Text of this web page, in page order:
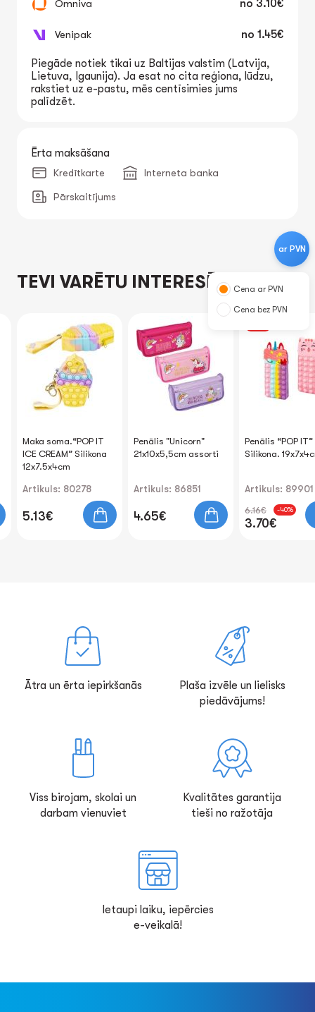
Omniva no 3.10€
Venipak no 1.45€
Piegāde notiek tikai uz Baltijas valstīm (Latvija,
Lietuva, Igaunija). Ja esat no cita reģiona, lūdzu,
rakstiet uz e-pastu, mēs centīsimies jums
palīdzēt.
Ērta maksāšana
Kredītkarte Interneta banka
Pārskaitījums
TEVI VARĒTU INTERESĒT
Maka soma.“POP IT
ICE CREAM” Silikona
12x7.5x4cm
Artikuls: 80278
5.13€
Penālis "Unicorn"
21x10x5,5cm assorti
Artikuls: 86851
4.65€
Penālis “POP IT”
Silikona.
Artikuls: 89901
6.16€ -40%
3.70€
ar PVN
Cena ar PVN
Cena bez PVN
Ātra un ērta iepirkšanās
Plaša izvēle un lielisks
piedāvājums!
Viss birojam, skolai un
darbam vienuviet
Kvalitātes garantija
tieši no ražotāja
Ietaupi laiku, iepērcies
e-veikalā!